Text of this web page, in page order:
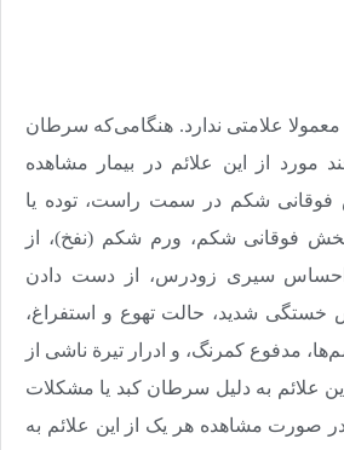
علامتی ندارد. هنگامی‌که سرطان
مورد از این علائم در بیمار مشاهده
شکم در سمت راست، توده یا
فوقانی شکم، ورم شکم (نفخ)، از
سیری زودرس، از دست دادن
شدید، حالت تهوع و استفراغ،
مدفوع کمرنگ، و ادرار تیرة ناشی از
علائم به دلیل سرطان کبد یا مشکلات
صورت مشاهده هر یک از این علائم به